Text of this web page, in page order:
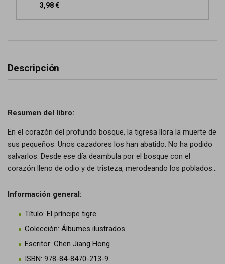
3,98 €
Descripción
Resumen del libro:
En el corazón del profundo bosque, la tigresa llora la muerte de
sus pequeños. Unos cazadores los han abatido. No ha podido
salvarlos. Desde ese día deambula por el bosque con el
corazón lleno de odio y de tristeza, merodeando los poblados...
Información general:
Título: El príncipe tigre
Colección: Álbumes ilustrados
Escritor: Chen Jiang Hong
ISBN: 978-84-8470-213-9